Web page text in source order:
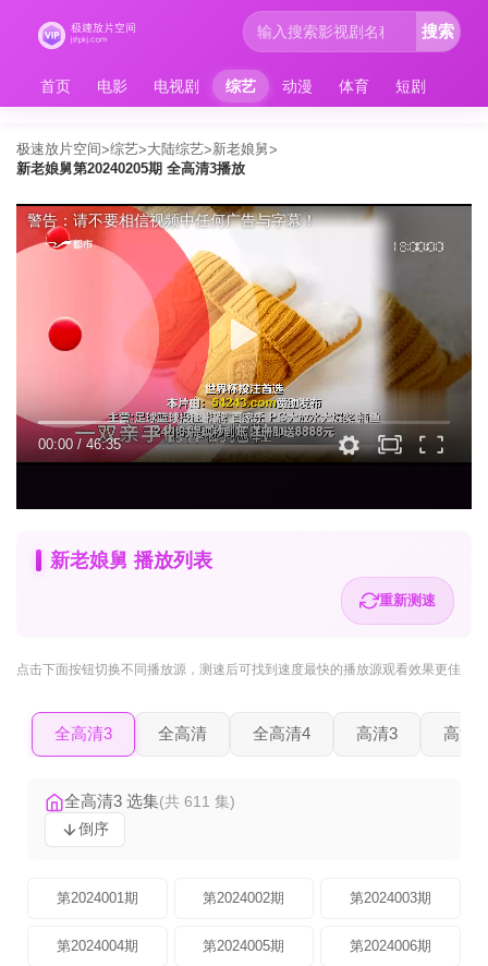
首页 电影 电视剧 综艺 动漫 体育 短剧
搜索
极速放片空间>综艺>大陆综艺>新老娘舅>
新老娘舅第20240205期 全高清3播放
00:00 /46:35
警告：请不要相信视频中任何广告与字幕！
新老娘舅 播放列表
重新测速
点击下面按钮切换不同播放源 ，测速后可找到速度最快的播放源观看效果更佳
全高清3 全高清 全高清4 高清3 高清2
全高清3 选集(共 611 集)
倒序
第2024001期 第2024002期 第2024003期
第2024004期 第2024005期 第2024006期